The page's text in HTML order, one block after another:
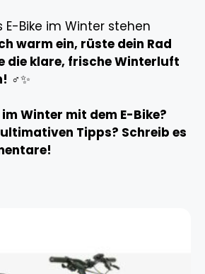
E-Bike im Winter stehen
warm ein, rüste dein Rad
die klare, frische Winterluft
‍♂️✨
Winter mit dem E-Bike?
Tipps? Schreib es